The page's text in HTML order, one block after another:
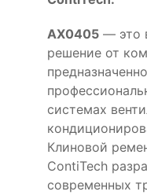
AX0405 — это
решение от
системах
Клиновой
ContiTech
современных